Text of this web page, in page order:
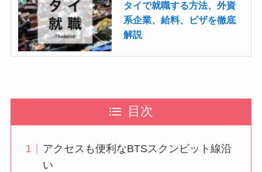
タイで就職する方法、外資
系企業、給料、ビザを徹底
解説
目次
アクセスも便利なBTSスクンビット線沿
い